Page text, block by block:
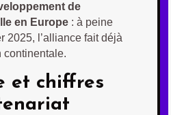
de
en Europe : à peine
2025, l’alliance fait déjà
continentale.
et chiffres